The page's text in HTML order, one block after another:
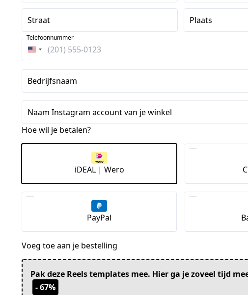
Straat Plaats
Verenigde
Staten
+1
Telefoonnummer
Bedrijfsnaam
Naam Instagram account van je winkel
Hoe wil je betalen?
iDEAL | Wero
PayPal
Voeg toe aan je bestelling
Pak deze Reels templates mee. Hier ga je zoveel tijd
- 67%